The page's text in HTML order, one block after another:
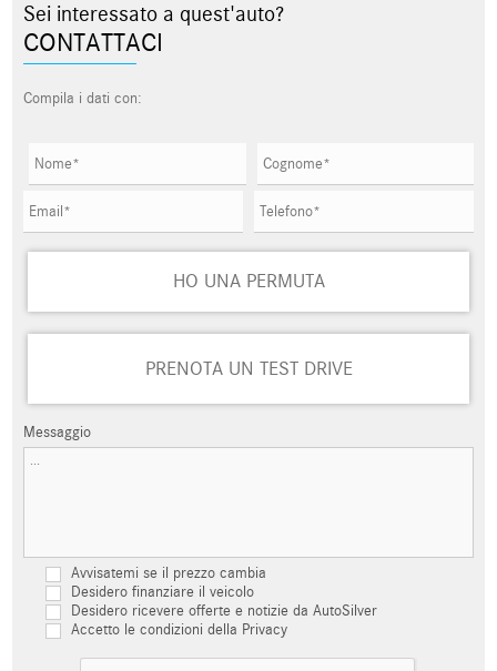
Sei interessato a quest'auto?
CONTATTACI
Compila i dati con:
HO UNA PERMUTA
PRENOTA UN TEST DRIVE
Messaggio
Avvisatemi se il prezzo cambia
Desidero finanziare il veicolo
Desidero ricevere offerte e notizie da AutoSilver
Accetto le condizioni della Privacy